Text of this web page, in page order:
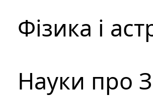
Фізика і
Науки про